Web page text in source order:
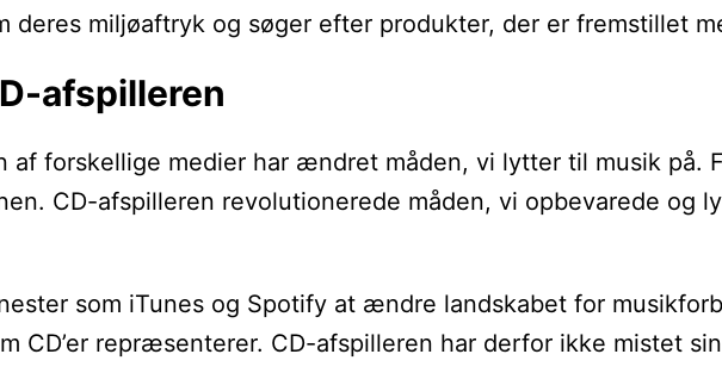
miljøaftryk og søger efter produkter, der er fremstillet
afspilleren
forskellige medier har ændret måden, vi lytter til musik
CD-afspilleren revolutionerede måden, vi opbevarede
som iTunes og Spotify at ændre landskabet for
repræsenterer. CD-afspilleren har derfor ikke mistet